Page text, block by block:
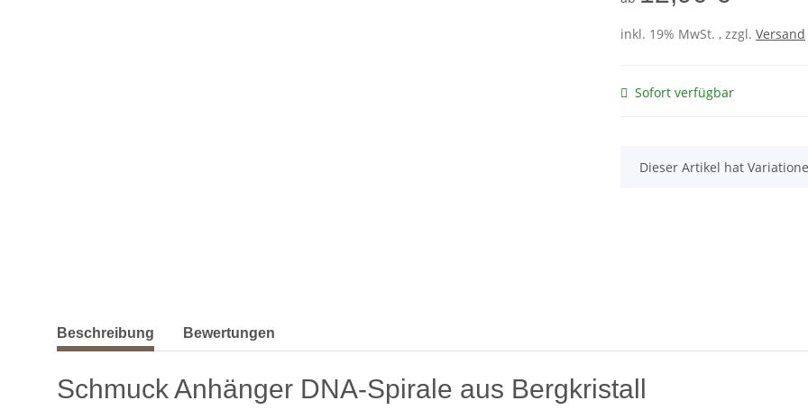
inkl. 19% MwSt. , zzgl. Versand
Sofort verfügbar
x
Dieser Artikel hat
weitere Registerkarten anzeigen
Beschreibung Bewertungen
Schmuck Anhänger DNA-Spirale aus Bergkristall